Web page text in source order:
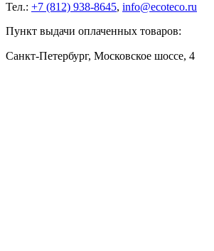
Тел.: +7 (812) 938-8645, info@ecoteco.ru
Пункт выдачи оплаченных товаров:
Санкт-Петербург, Московское шоссе, 4